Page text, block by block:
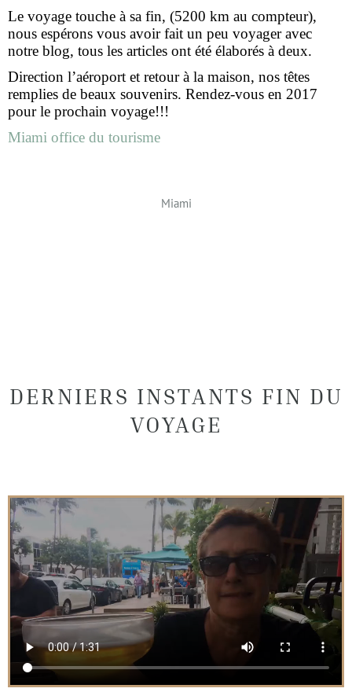
Le voyage touche à sa fin, (5200 km au compteur),
nous espérons vous avoir fait un peu voyager avec
notre blog, tous les articles ont été élaborés à deux.
Direction l’aéroport et retour à la maison, nos têtes
remplies de beaux souvenirs. Rendez-vous en 2017
pour le prochain voyage!!!
Miami office du tourisme
Miami
DERNIERS INSTANTS FIN DU
VOYAGE